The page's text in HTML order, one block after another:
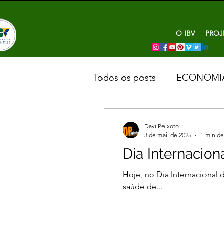
O IBV
Todos os posts
Dia
Hoje, no Dia Internacional
saúde de...
Davi Peixoto
3 de mai. de 2025
1 min